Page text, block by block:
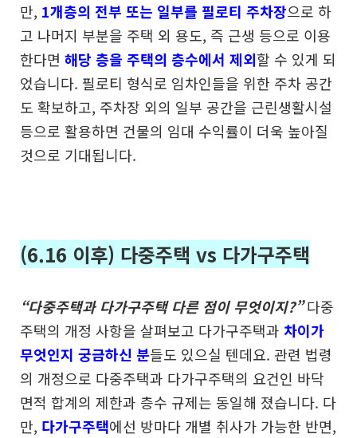
만, 1개층의 전부 또는 일부를 필로티 주차장으로 하
고 나머지 부분을 주택 외 용도, 즉 근생 등으로 이용
한다면 해당 층을 주택의 층수에서 제외할 수 있게 되
었습니다. 필로티 형식로 임차인들을 위한 주차 공간
도 확보하고, 주차장 외의 일부 공간을 근린생활시설
등으로 활용하면 건물의 임대 수익률이 더욱 높아질
것으로 기대됩니다.
(6.16 이후) 다중주택 vs 다가구주택
“다중주택과 다가구주택 다른 점이 무엇이지?”다중
주택의 개정 사항을 살펴보고 다가구주택과 차이가
무엇인지 궁금하신 분들도 있으실 텐데요. 관련 법령
의 개정으로 다중주택과 다가구주택의 요건인 바닥
면적 합계의 제한과 층수 규제는 동일해 졌습니다. 다
만, 다가구주택에선 방마다 개별 취사가 가능한 반면,